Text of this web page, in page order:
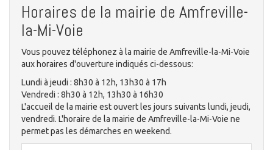
Horaires de la mairie de Amfreville-
la-Mi-Voie
Vous pouvez téléphonez à la mairie de Amfreville-la-Mi-Voie
aux horaires d'ouverture indiqués ci-dessous:
Lundi à jeudi : 8h30 à 12h, 13h30 à 17h
Vendredi : 8h30 à 12h, 13h30 à 16h30
L'accueil de la mairie est ouvert les jours suivants lundi, jeudi,
vendredi. L'horaire de la mairie de Amfreville-la-Mi-Voie ne
permet pas les démarches en weekend.